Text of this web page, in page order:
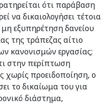
ότι παράβαση
να δικαιολογήσει τέτοια
εξυπηρέτηση δανείου
της τράπεζας αίτιο
κανονισμών εργασίας;
στην περίπτωση
χωρίς προειδοποίηση, ο
το δικαίωμα του για
διάστημα,